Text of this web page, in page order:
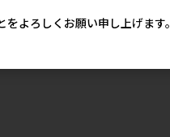
よろしくお願い申し上げます。